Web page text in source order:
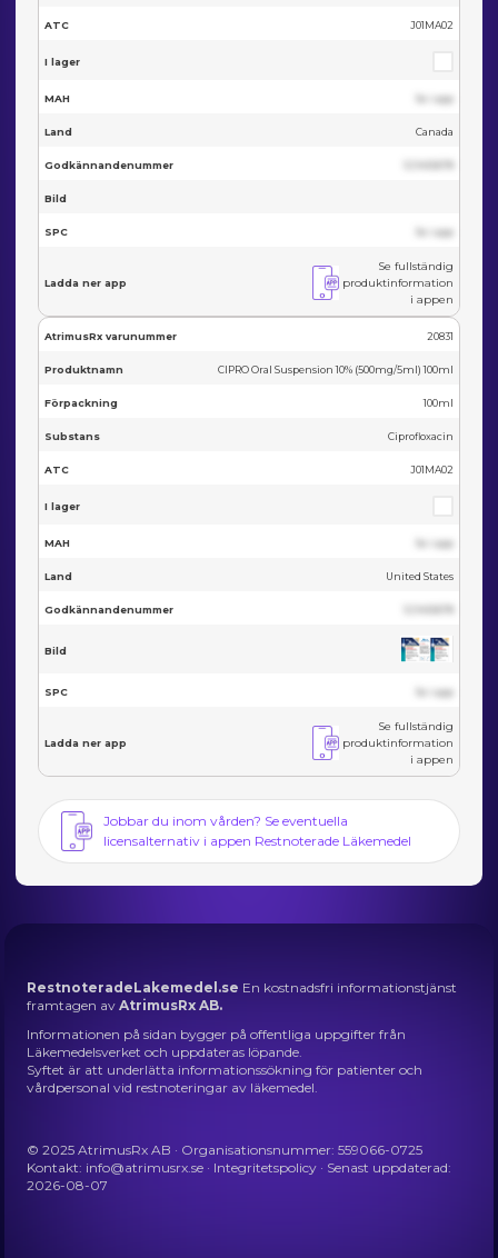
ATC J01MA02
I lager
MAH Se i app
Land Canada
Godkännandenummer
Bild
SPC Se i app
Ladda ner app
Se fullständig
produktinformation
i appen
AtrimusRx varunummer 20831
Produktnamn CIPRO Oral Suspension 10% (500mg/5ml) 100ml
Förpackning 100ml
Substans Ciprofloxacin
ATC J01MA02
I lager
MAH Se i app
Land United States
Godkännandenummer
Bild
SPC Se i app
Ladda ner app
Se fullständig
produktinformation
i appen
Jobbar du inom vården? Se eventuella
licensalternativ i appen Restnoterade Läkemedel
RestnoteradeLakemedel.se En kostnadsfri informationstjänst
framtagen avAtrimusRx AB.
Informationen på sidan bygger på offentliga uppgifter från
Läkemedelsverket och uppdateras löpande.
Syftet är att underlätta informationssökning för patienter och
vårdpersonal vid restnoteringar av läkemedel.
© 2025 AtrimusRx AB · Organisationsnummer: 559066-0725
Kontakt: info@atrimusrx.se · Integritetspolicy · Senast uppdaterad:
2026-08-07